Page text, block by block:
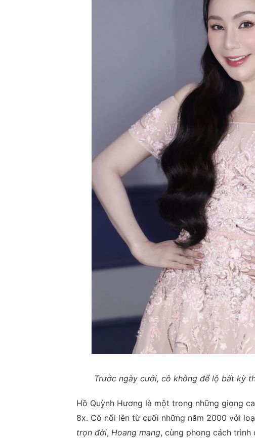
Trước ngày cưới, cô không để lộ bất kỳ
Hồ Quỳnh Hương là một trong những giọng
8x. Cô nổi lên từ cuối những năm 2000 với
trọn đời, Hoang mang, cùng phong cách